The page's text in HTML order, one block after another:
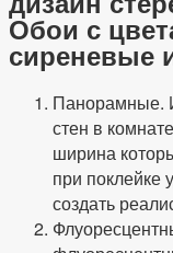
Обои с
сиреневые
Панорамные.
стен в
ширина
при поклейке
создать